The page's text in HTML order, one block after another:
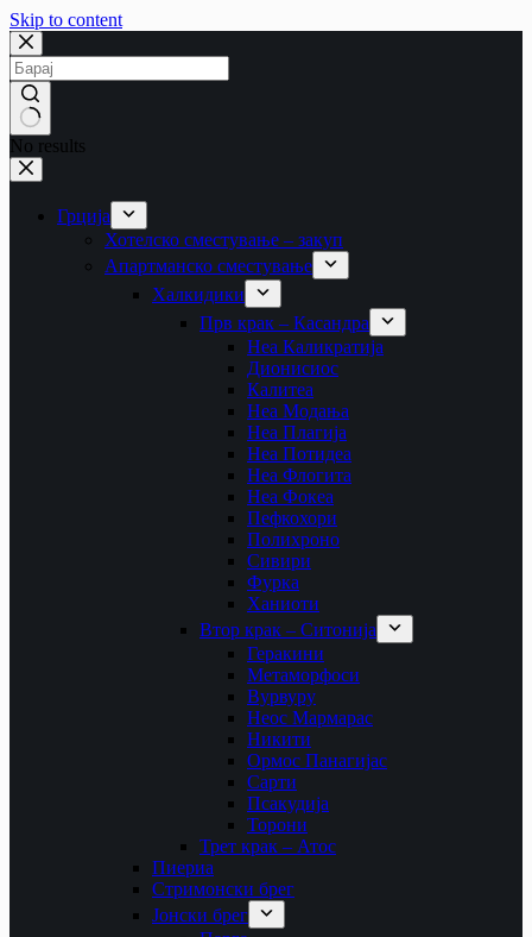
Skip to content
No results
Грција
Хотелско сместување – закуп
Апартманско сместување
Халкидики
Прв крак – Касандра
Неа Каликратија
Дионисиос
Калитеа
Неа Модања
Неа Плагија
Неа Потидеа
Неа Флогита
Неа Фокеа
Пефкохори
Полихроно
Сивири
Фурка
Ханиоти
Втор крак – Ситонија
Геракини
Метаморфоси
Вурвуру
Неос Мармарас
Никити
Ормос Панагијас
Сарти
Псакудија
Торони
Трет крак – Атос
Пиериа
Стримонски брег
Јонски брег